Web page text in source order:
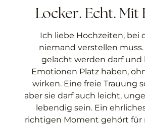
Locker. Echt. Mit
Ich liebe Hochzeiten, bei
niemand verstellen
gelacht werden darf und
Emotionen Platz haben,
wirken. Eine freie Trauung
aber sie darf auch leicht,
lebendig sein. Ein
richtigen Moment gehört für